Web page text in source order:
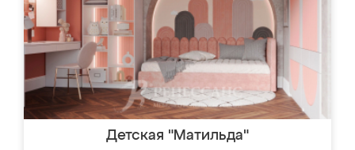
Детская "Матильда"